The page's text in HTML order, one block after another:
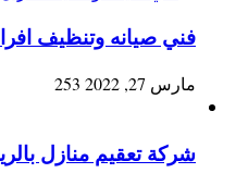
فني صيانه وتنظيف
مارس 27, 2022 253
شركة تعقيم منازل